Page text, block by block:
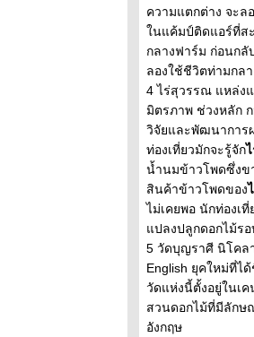
ความแตกต่าง จะล
นแค้มป์ติดแอร์ที่สะ
กลางฟาร์ม ก่อนกลั
ลองใช้ชีวิตท่ามกล
4 ไร่สุวรรณ แหล่ง
มิตรภาพ ช่วงหลัก ก
วิจัยและพัฒนาการ
ท่องเที่ยวมักจะรู้จัก
น้ำนมข้าวโพดซึ่งข
สินค้าข้าวโพดของ
ไม่เคยพอ นักท่องเ
ปลงปลูกดอกไม้รอ
5 วัดบุญราศี นิโคล
English ยุคใหม่ที่ไ
วัดแห่งนี้ตั้งอยู่ในเ
สวนดอกไม้ที่มีลักษ
อังกฤษ